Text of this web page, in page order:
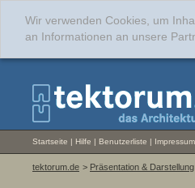
Wir verwenden Cookies, um
an Informationen an unsere
Startseite | Hilfe | Benutzerliste |
tektorum.de > Präsentation & Darstellung